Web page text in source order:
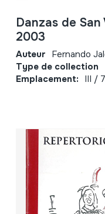
Danzas de
2003
Auteur Fernando
Type de collection
Emplacement: III / 7